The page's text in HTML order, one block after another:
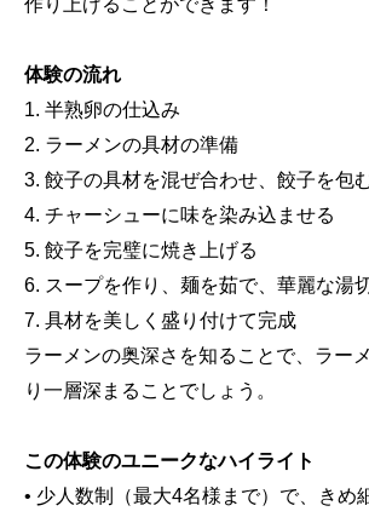
作り上げることができます！
体験の流れ
1. 半熟卵の仕込み
2. ラーメンの具材の準備
3. 餃子の具材を混ぜ合わせ、餃子を包
4. チャーシューに味を染み込ませる
5. 餃子を完璧に焼き上げる
6. スープを作り、麺を茹で、華麗な湯
7. 具材を美しく盛り付けて完成
ラーメンの奥深さを知ることで、ラー
り一層深まることでしょう。
この体験のユニークなハイライト
• 少人数制（最大4名様まで）で、きめ